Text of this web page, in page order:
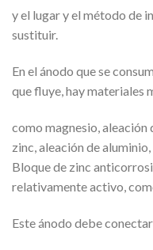
y el lugar y el método de
sustituir.
En el ánodo que se
que fluye, hay materiales
como magnesio, aleación
zinc, aleación de
Bloque de zinc
relativamente activo,
Este ánodo debe